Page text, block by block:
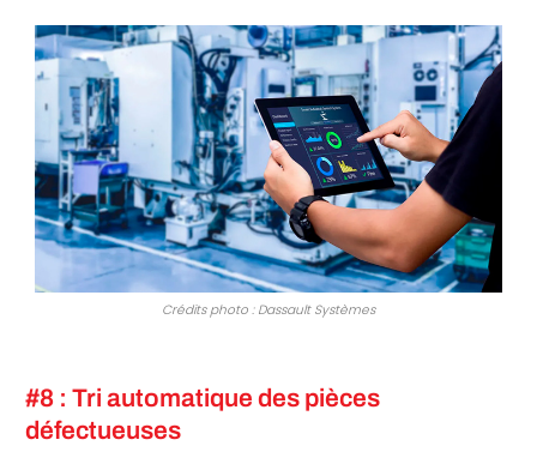
Crédits photo : Dassault Systèmes
#8 : Tri automatique des pièces
défectueuses